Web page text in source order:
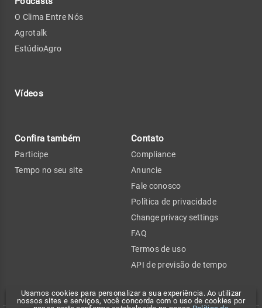
Usamos cookies para personalizar a sua experiência. Ao utilizar
nossos sites e serviços, você concorda com o uso de cookies por
O Clima Entre Nós
Agrotalk
EstúdioAgro
Vídeos
Confira também
Participe
Tempo no seu site
Contato
Compliance
Anuncie
Fale conosco
Política de privacidade
Change privacy settings
FAQ
Termos de uso
API de previsão de tempo